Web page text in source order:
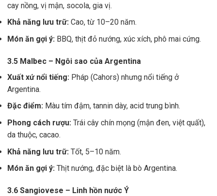
cay nồng, vị mận, socola, gia vị.
Khả năng lưu trữ: Cao, từ 10–20 năm.
Món ăn gợi ý: BBQ, thịt đỏ nướng, xúc xích, phô mai cứng.
3.5 Malbec – Ngôi sao của Argentina
Xuất xứ nổi tiếng: Pháp (Cahors) nhưng nổi tiếng ở
Argentina.
Đặc điểm: Màu tím đậm, tannin dày, acid trung bình.
Phong cách rượu: Trái cây chín mọng (mận đen, việt quất),
da thuộc, cacao.
Khả năng lưu trữ: Tốt, 5–10 năm.
Món ăn gợi ý: Thịt nướng, đặc biệt là bò Argentina.
3.6 Sangiovese – Linh hồn nước Ý